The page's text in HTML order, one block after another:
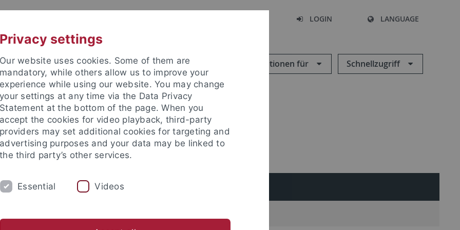
LOGIN LANGUAGE
Informationen für Schnellzugriff
REDE DES JAHRES
Privacy settings
Our website uses cookies. Some of them are
mandatory, while others allow us to improve your
experience while using our website. You may change
your settings at any time via the Data Privacy
Statement at the bottom of the page. When you
accept the cookies for video playback, third-party
providers may set additional cookies for targeting and
advertising purposes and your data may be linked to
the third party’s other services.
Essential Videos